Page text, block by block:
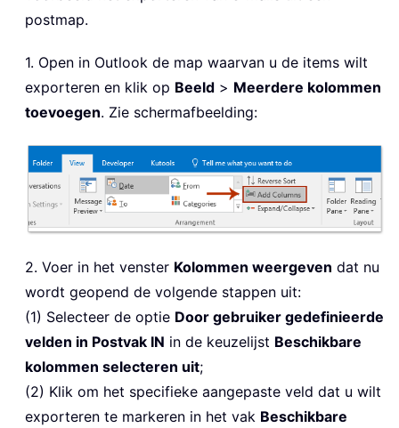
postmap.
1. Open in Outlook de map waarvan u de items wilt
exporteren en klik op Beeld > Meerdere kolommen
toevoegen. Zie schermafbeelding:
2. Voer in het venster Kolommen weergeven dat nu
wordt geopend de volgende stappen uit:
(1) Selecteer de optie Door gebruiker gedefinieerde
velden in Postvak IN in de keuzelijst Beschikbare
kolommen selecteren uit;
(2) Klik om het specifieke aangepaste veld dat u wilt
exporteren te markeren in het vak Beschikbare